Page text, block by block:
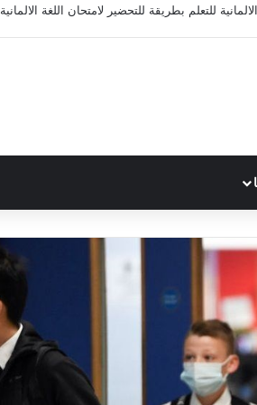
للتعلم بطريقة للتحضير لامتحان اللغة الالمانية